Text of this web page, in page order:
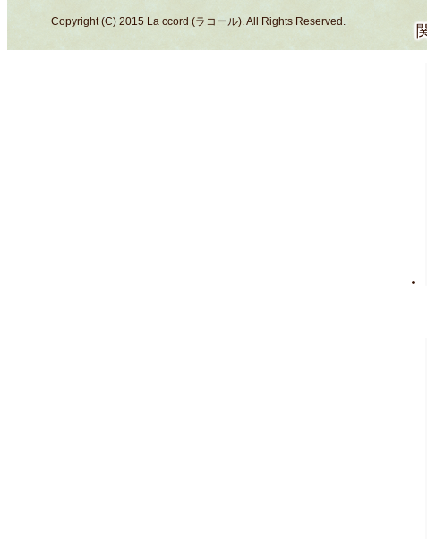
Copyright (C) 2015 La ccord (ラコール). All Rights Reserved.